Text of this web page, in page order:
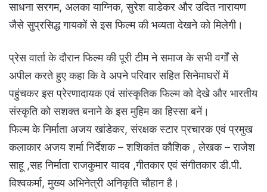
साधना सरगम, अलका याग्निक, सुरेश वाडेकर और उदित नारायण
जैसे सुप्रसिद्ध गायकों से इस फिल्म की भव्यता देखने को मिलेगी।
प्रेस वार्ता के दौरान फिल्म की पूरी टीम ने समाज के सभी वर्गों से
अपील करते हुए कहा कि वे अपने परिवार सहित सिनेमाघरों में
पहुंचकर इस प्रेरणादायक एवं सांस्कृतिक फिल्म को देखे और भारतीय
संस्कृति को सशक्त बनाने के इस मुहिम का हिस्सा बनें।
फिल्म के निर्माता अजय खांडेकर, संरक्षक स्टार प्रचारक एवं प्रमुख
कलाकार अजय शर्मा निर्देशक – शशिकांत कौशिक , लेखक – राजेश
साहू ,सह निर्माता राजकुमार यादव ,गीतकार एवं संगीतकार डी.पी.
विश्वकर्मा, मुख्य अभिनेत्री अनिकृति चौहान है।